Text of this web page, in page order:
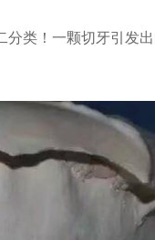
类！一颗切牙引发出